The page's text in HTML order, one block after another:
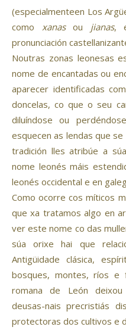
(especialmenteen Los
como xanas ou jianas,
pronunciación
Noutras zonas leonesas
nome de encantadas ou
aparecer identificadas
doncelas, co que o seu
diluíndose ou
esquecen as lendas que
tradición lles atribúe a
nome leonés máis
leonés occidental e en
Como ocorre cos míticos
que xa tratamos algo en
ver este nome co das
súa orixe hai que
Antigüidade clásica,
bosques, montes, ríos
romana de León
deusas-nais precristiás
protectoras dos cultivos e